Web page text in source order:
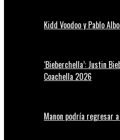
Kidd Voodoo y Pablo
‘Bieberchella’: Justin
Coachella 2026
Manon podría regresar